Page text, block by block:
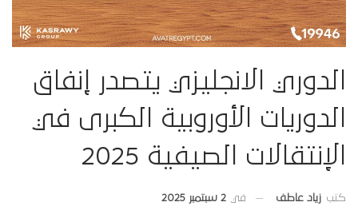
الدوري الانجليزي يتصدر إنفاق
الدوريات الأوروبية الكبرى في
الإنتقالات الصيفية 2025
كتب زياد عاطف في 2 سبتمبر 2025